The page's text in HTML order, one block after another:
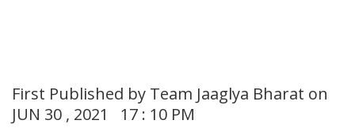
First Published by Team Jaaglya Bharat on
JUN 30 , 2021 17 : 10 PM